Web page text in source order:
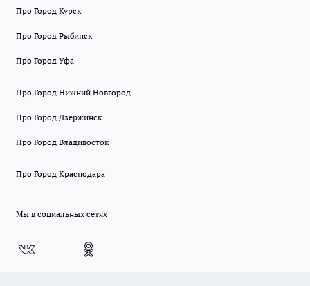
Про Город Курск
Про Город Рыбинск
Про Город Уфа
Про Город Нижний Новгород
Про Город Дзержинск
Про Город Владивосток
Про Город Краснодара
Мы в социальных сетях